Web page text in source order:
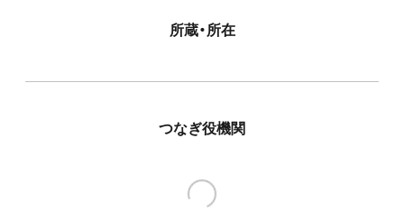
所蔵・所在
つなぎ役機関